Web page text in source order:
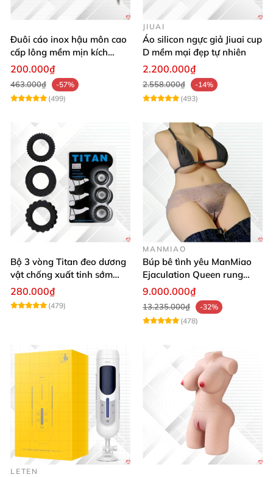
Đuôi cáo inox hậu môn cao
cấp lông mềm mịn kích
thích khoái cảm
200.000₫
463.000₫
-57%
(499)
JIUAI
Áo silicon ngực giả Jiuai cup
D mềm mại đẹp tự nhiên
2.200.000₫
2.558.000₫
-14%
(493)
Bộ 3 vòng Titan đeo dương
vật chống xuất tinh sớm
silicon y tế tăng hưng phấn
280.000₫
(479)
MANMIAO
Búp bê tình yêu ManMiao
Ejaculation Queen rung
cảm biến sưởi ấm phun
nước thông minh
9.000.000₫
13.235.000₫
-32%
(478)
LETEN